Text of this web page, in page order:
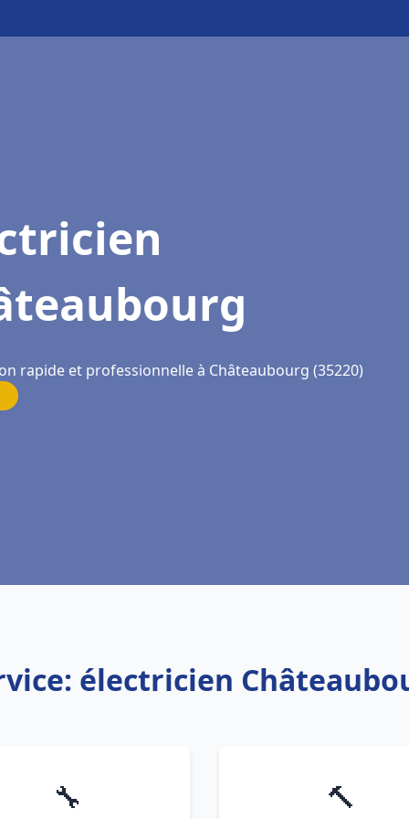
rapide et professionnelle à Châteaubourg (35220)
électricien
🔧 🔨